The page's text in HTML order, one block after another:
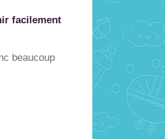
facilement
beaucoup